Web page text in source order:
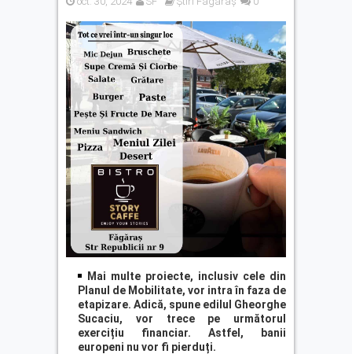
Mai multe proiecte, inclusiv cele din
Planul de Mobilitate, vor intra în faza de
etapizare. Adică, spune edilul Gheorghe
Sucaciu, vor trece pe următorul
exercițiu financiar. Astfel, banii
europeni nu vor fi pierduți.